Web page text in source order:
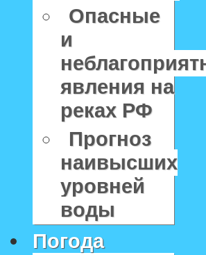
Опасные
и
явления на
реках РФ
Прогноз
наивысших
уровней
воды
Погода